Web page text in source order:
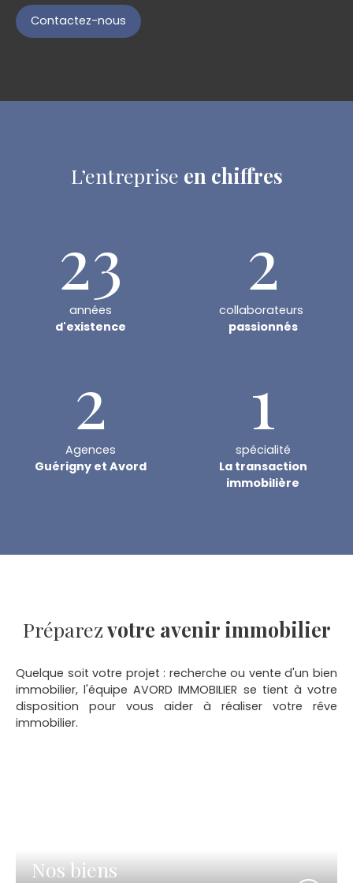
Contactez-nous
L’entreprise en chiffres
23
années
d'existence
2
collaborateurs
passionnés
2
Agences
Guérigny et Avord
1
spécialité
La transaction
immobilière
Préparezvotre avenir immobilier
Quelque soit votre projet : recherche ou vente d'un bien
immobilier, l'équipe AVORD IMMOBILIER se tient à votre
disposition pour vous aider à réaliser votre rêve
immobilier.
Nos biens